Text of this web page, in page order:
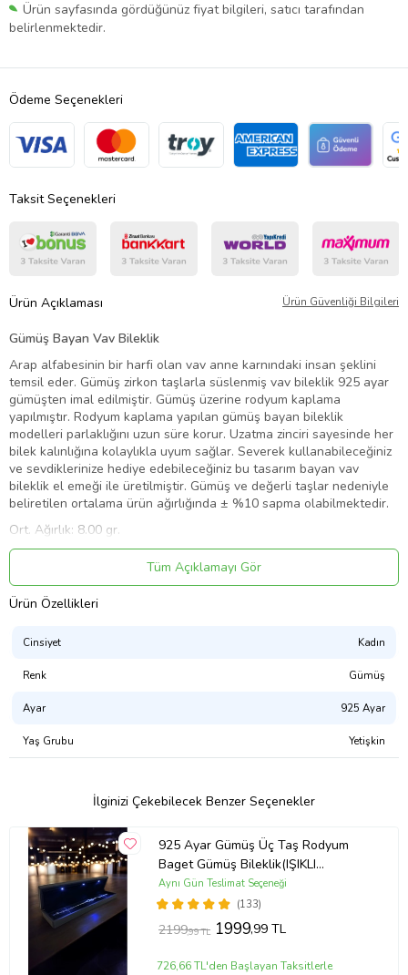
Ürün sayfasında gördüğünüz fiyat bilgileri, satıcı tarafından
belirlenmektedir.
Ödeme Seçenekleri
Taksit Seçenekleri
Ürün Açıklaması Ürün Güvenliği Bilgileri
Gümüş Bayan Vav Bileklik
Arap alfabesinin bir harfi olan vav anne karnındaki insan şeklini
temsil eder. Gümüş zirkon taşlarla süslenmiş vav bileklik 925 ayar
gümüşten imal edilmiştir. Gümüş üzerine rodyum kaplama
yapılmıştır. Rodyum kaplama yapılan gümüş bayan bileklik
modelleri parlaklığını uzun süre korur. Uzatma zinciri sayesinde her
bilek kalınlığına kolaylıkla uyum sağlar. Severek kullanabileceğiniz
ve sevdiklerinize hediye edebileceğiniz bu tasarım bayan vav
bileklik el emeği ile üretilmiştir. Gümüş ve değerli taşlar nedeniyle
beliretilen ortalama ürün ağırlığında ± %10 sapma olabilmektedir.
Ort. Ağırlık: 8.00 gr.
Ürün Kodu:kcm86116796
Tüm Açıklamayı Gör
Ürün Özellikleri
Cinsiyet Kadın
Renk Gümüş
Ayar 925 Ayar
Yaş Grubu Yetişkin
İlginizi Çekebilecek Benzer Seçenekler
925 Ayar Gümüş Üç Taş Rodyum
Baget Gümüş Bileklik(IŞIKLI
KUTULU)
(133)
Aynı Gün Teslimat Seçeneği
2199,99 TL 1999,99 TL
726,66 TL'den Başlayan Taksitlerle